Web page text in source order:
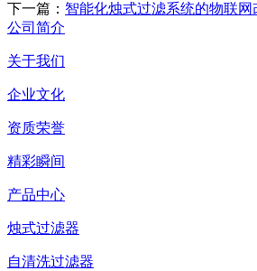
下一篇： 智能化烛式过滤系统的物联网
公司简介
关于我们
企业文化
资质荣誉
精彩瞬间
产品中心
烛式过滤器
自清洗过滤器